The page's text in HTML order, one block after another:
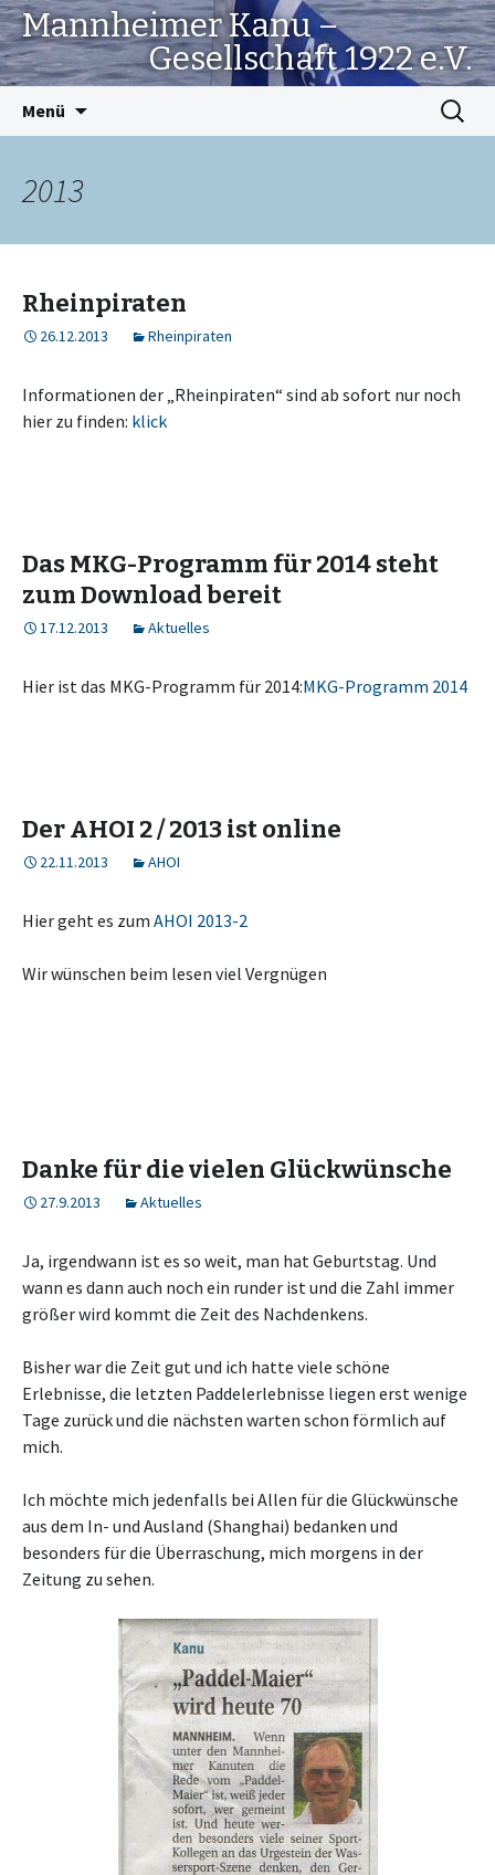
Mannheimer Kanu –
Gesellschaft 1922 e.V.
Menü
Suchen
nach:
2013
Rheinpiraten
26.12.2013 Rheinpiraten
Informationen der „Rheinpiraten“ sind ab sofort nur noch
hier zu finden: klick
Das MKG-Programm für 2014 steht
zum Download bereit
17.12.2013 Aktuelles
Hier ist das MKG-Programm für 2014:MKG-Programm 2014
Der AHOI 2 / 2013 ist online
22.11.2013 AHOI
Hier geht es zum AHOI 2013-2
Wir wünschen beim lesen viel Vergnügen
Danke für die vielen Glückwünsche
27.9.2013 Aktuelles
Ja, irgendwann ist es so weit, man hat Geburtstag. Und
wann es dann auch noch ein runder ist und die Zahl immer
größer wird kommt die Zeit des Nachdenkens.
Bisher war die Zeit gut und ich hatte viele schöne
Erlebnisse, die letzten Paddelerlebnisse liegen erst wenige
Tage zurück und die nächsten warten schon förmlich auf
mich.
Ich möchte mich jedenfalls bei Allen für die Glückwünsche
aus dem In- und Ausland (Shanghai) bedanken und
besonders für die Überraschung, mich morgens in der
Zeitung zu sehen.